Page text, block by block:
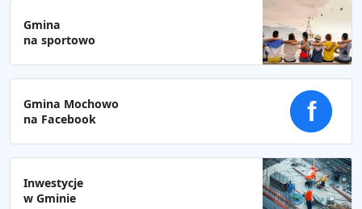
Gmina
na sportowo
Gmina Mochowo
na Facebook
f
Inwestycje
w Gminie